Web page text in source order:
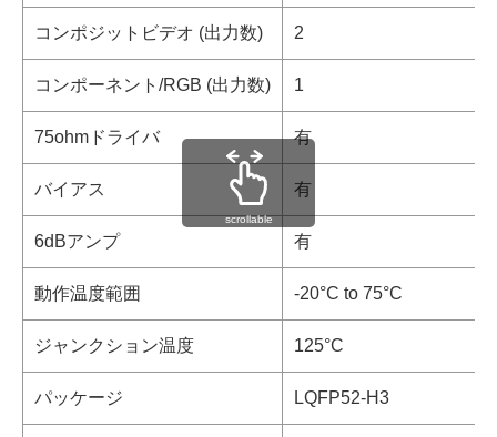
コンポジットビデオ (出力数) 2
コンポーネント/RGB (出力数) 1
75ohmドライバ 有
バイアス 有
6dBアンプ 有
動作温度範囲 -20°C to 75°C
ジャンクション温度 125°C
パッケージ LQFP52-H3
scrollable